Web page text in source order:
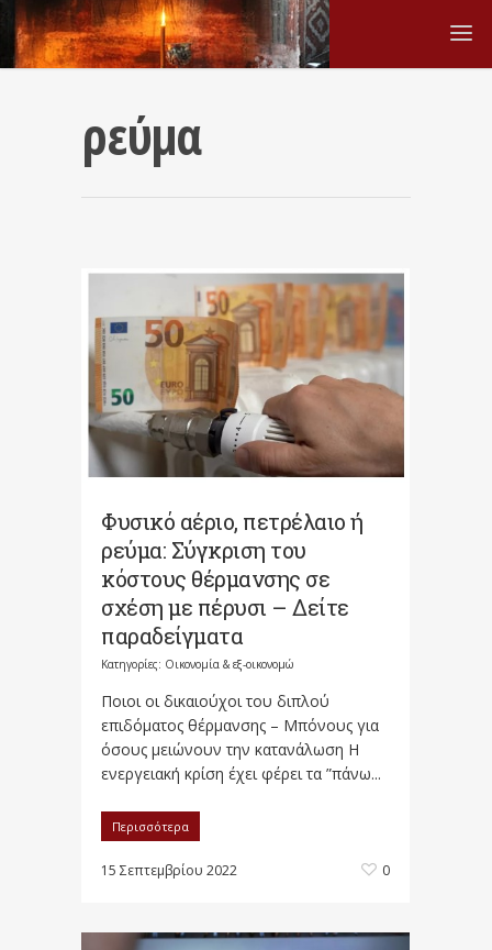
ρεύμα
Φυσικό αέριο, πετρέλαιο ή
ρεύμα: Σύγκριση του
κόστους θέρμανσης σε
σχέση με πέρυσι – Δείτε
παραδείγματα
Κατηγορίες: Οικονομία & εξ-οικονομώ
Ποιοι οι δικαιούχοι του διπλού
επιδόματος θέρμανσης – Μπόνους για
όσους μειώνουν την κατανάλωση Η
ενεργειακή κρίση έχει φέρει τα ”πάνω...
Περισσότερα
15 Σεπτεμβρίου 2022 0